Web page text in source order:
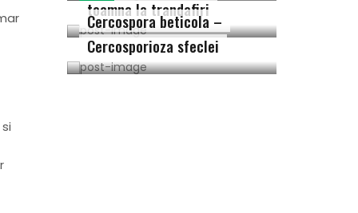
toamna la trandafiri
Cercospora beticola –
Cercosporioza sfeclei